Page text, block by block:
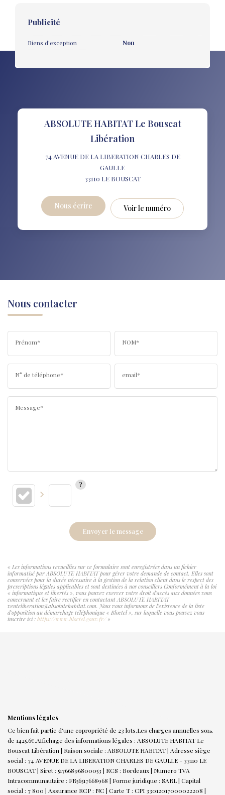
Publicité
Biens d'exception Non
ABSOLUTE HABITAT Le Bouscat
Libération
74 AVENUE DE LA LIBERATION CHARLES DE
GAULLE
33110 LE BOUSCAT
Nous écrire Voir le numéro
Nous contacter
Prénom* NOM*
N° de téléphone* email*
Message*
Envoyer le message
« Les informations recueillies sur ce formulaire sont enregistrées dans un fichier
informatisé par ABSOLUTE HABITAT pour gérer votre demande de contact. Elles sont
conservées pour la durée nécessaire à la gestion de la relation client dans le respect des
prescriptions légales applicables et sont destinées à nos conseillers Conformément à la loi
« informatique et libertés », vous pouvez exercer votre droit d'accès aux données vous
concernant et les faire rectifier en contactant ABSOLUTE HABITAT
venteliberation@absolutehabitat.com. Nous vous informons de l'existence de la liste
d'opposition au démarchage téléphonique « Bloctel », sur laquelle vous pouvez vous
inscrire ici : https://www.bloctel.gouv.fr/»
Mentions légales
Ce bien fait partie d'une copropriété de 23 lots.Les charges annuelles sont
de 1425.6€.Affichage des informations légales : ABSOLUTE HABITAT Le
Bouscat Libération | Raison sociale : ABSOLUTE HABITAT | Adresse siège
social : 74 AVENUE DE LA LIBERATION CHARLES DE GAULLE - 33110 LE
BOUSCAT | Siret : 51766896800053 | RCS : Bordeaux | Numero TVA
Intracommunautaire : FR56517668968 | Forme juridique : SARL | Capital
social : 7 800 | Assurance RCP : NC | Carte T : CPI 33012017000022208 |